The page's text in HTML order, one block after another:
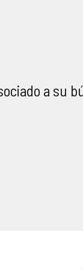
a su